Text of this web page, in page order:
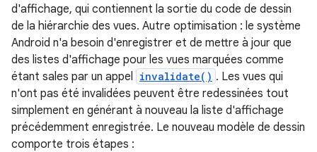
d'affichage, qui contiennent la sortie du code de dessin
de la hiérarchie des vues. Autre optimisation : le système
Android n'a besoin d'enregistrer et de mettre à jour que
des listes d'affichage pour les vues marquées comme
étant sales par un appel invalidate() . Les vues qui
n'ont pas été invalidées peuvent être redessinées tout
simplement en générant à nouveau la liste d'affichage
précédemment enregistrée. Le nouveau modèle de dessin
comporte trois étapes :